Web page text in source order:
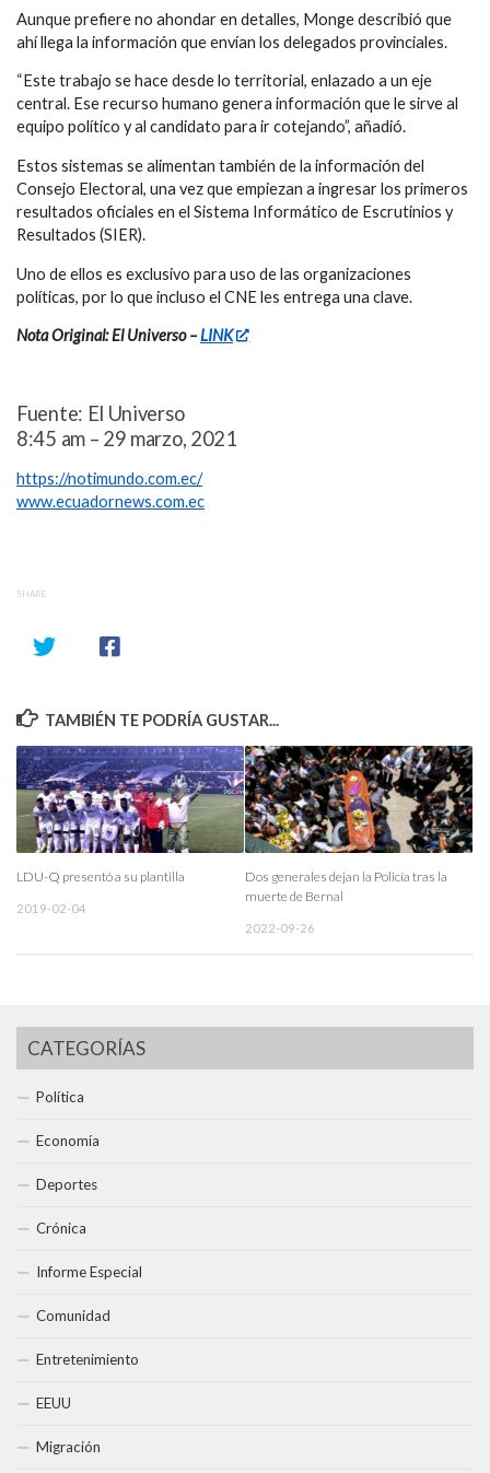
Aunque prefiere no ahondar en detalles, Monge describió que
ahí llega la información que envían los delegados provinciales.
“Este trabajo se hace desde lo territorial, enlazado a un eje
central. Ese recurso humano genera información que le sirve al
equipo político y al candidato para ir cotejando”, añadió.
Estos sistemas se alimentan también de la información del
Consejo Electoral, una vez que empiezan a ingresar los primeros
resultados oficiales en el Sistema Informático de Escrutinios y
Resultados (SIER).
Uno de ellos es exclusivo para uso de las organizaciones
políticas, por lo que incluso el CNE les entrega una clave.
Nota Original: El Universo –LINK
Fuente: El Universo
8:45 am – 29 marzo, 2021
https://notimundo.com.ec/
www.ecuadornews.com.ec
SHARE
TAMBIÉN TE PODRÍA GUSTAR...
LDU-Q presentó a su plantilla
2019-02-04
Dos generales dejan la Policía tras la
muerte de Bernal
2022-09-26
CATEGORÍAS
Política
Economía
Deportes
Crónica
Informe Especial
Comunidad
Entretenimiento
EEUU
Migración